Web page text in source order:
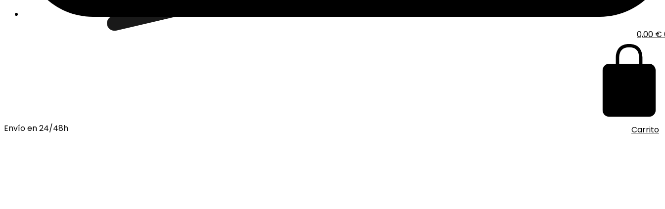
0,00 €
Carrito
Envío en 24/48h